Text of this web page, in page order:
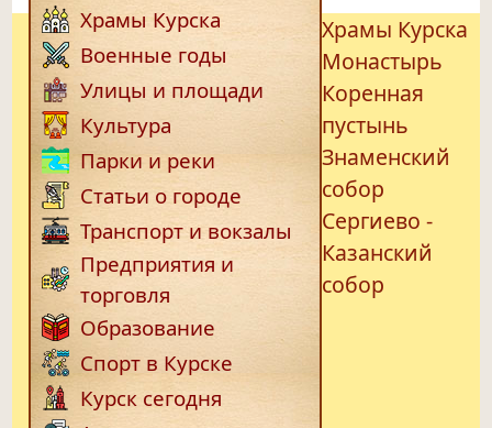
Храмы Курска
Военные годы
Улицы и площади
Культура
Парки и реки
Статьи о городе
Транспорт и вокзалы
Предприятия и
торговля
Образование
Спорт в Курске
Курск сегодня
Храмы Курска
Монастырь
Коренная
пустынь
Знаменский
собор
Сергиево -
Казанский
собор